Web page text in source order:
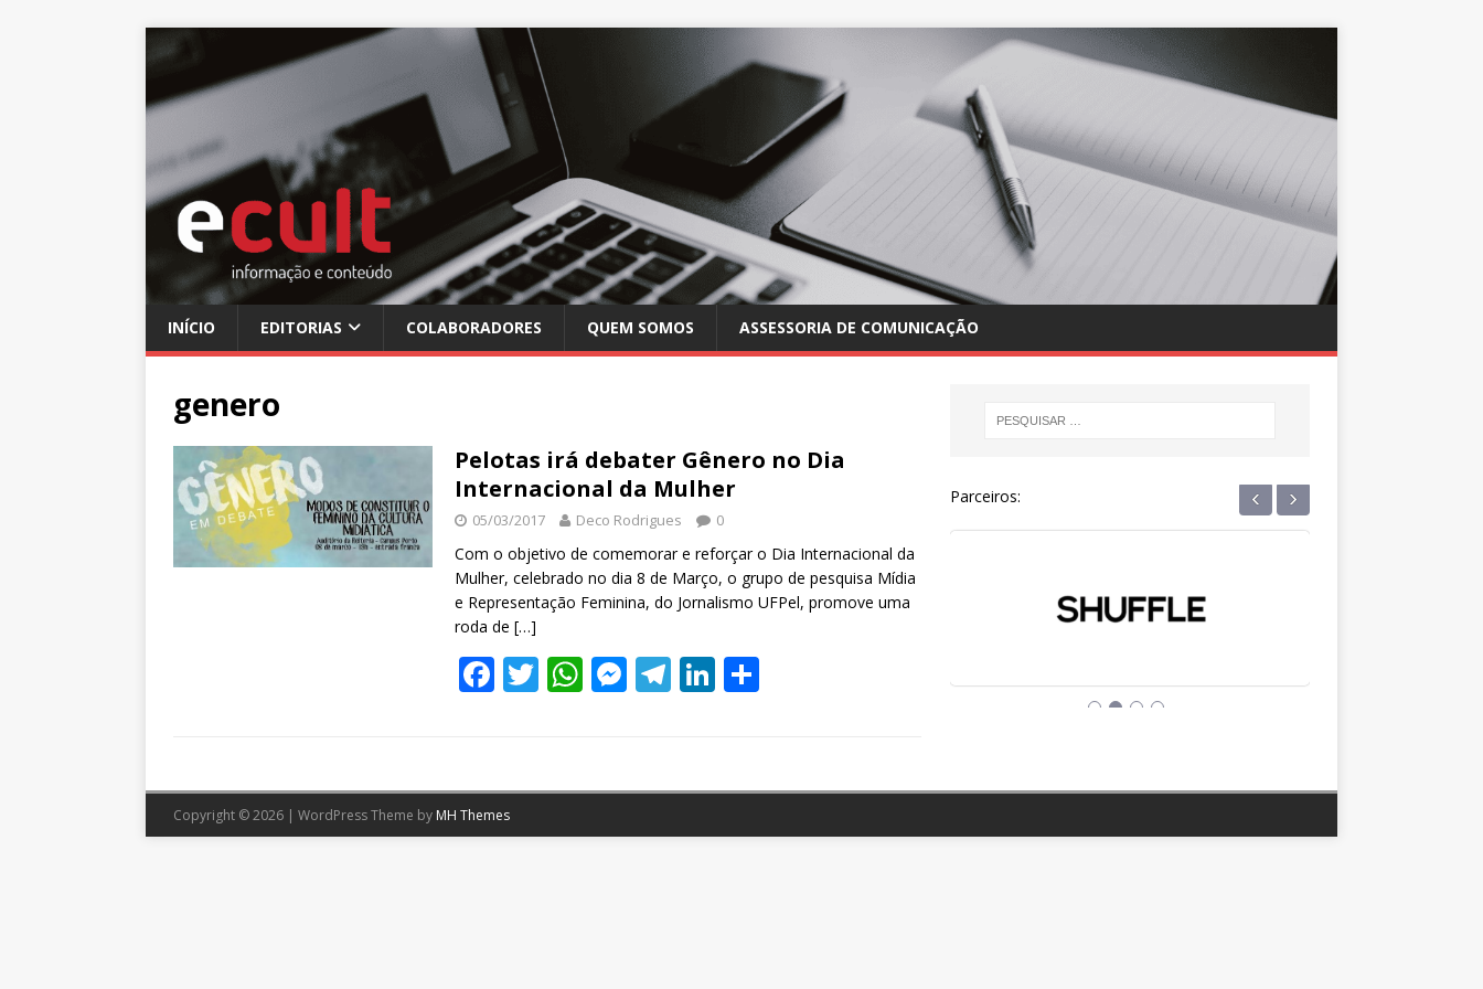
INÍCIO EDITORIAS COLABORADORES QUEM SOMOS ASSESSORIA DE COMUNICAÇÃO
genero
Pelotas irá debater Gênero no Dia
Internacional da Mulher
05/03/2017 Deco Rodrigues 0
Com o objetivo de comemorar e reforçar o Dia Internacional da
Mulher, celebrado no dia 8 de Março, o grupo de pesquisa Mídia
e Representação Feminina, do Jornalismo UFPel, promove uma
roda de […]
F
ac
b
o
o
T
w
er
W
h
s
p
M
e
e
g
T
el
gr
m
Li
n
e
n
e
Parceiros: ‹ ›
Copyright © 2026 | WordPress Theme by MH Themes